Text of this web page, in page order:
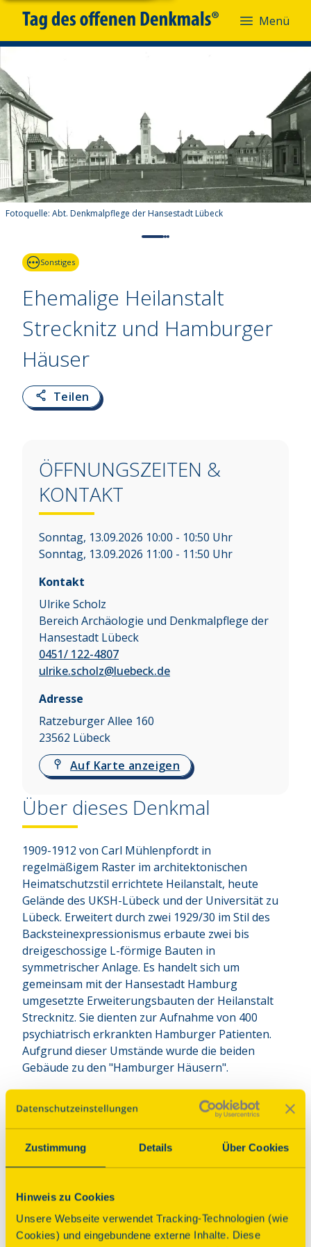
Zustimmung Details Über Cookies
Hinweis zu Cookies
Unsere Webseite verwendet Tracking-Technologien (wie
Cookies) und eingebundene externe Inhalte. Diese
Menü
Fotoquelle: Abt. Denkmalpflege der Hansestadt Lübeck
Sonstiges
Ehemalige Heilanstalt
Strecknitz und Hamburger
Häuser
Teilen
ÖFFNUNGSZEITEN &
KONTAKT
Sonntag, 13.09.2026 10:00 - 10:50 Uhr
Sonntag, 13.09.2026 11:00 - 11:50 Uhr
Kontakt
Ulrike Scholz
Bereich Archäologie und Denkmalpflege der
Hansestadt Lübeck
0451/ 122-4807
ulrike.scholz@luebeck.de
Adresse
Ratzeburger Allee 160
23562 Lübeck
Auf Karte anzeigen
Über dieses Denkmal
1909-1912 von Carl Mühlenpfordt in
regelmäßigem Raster im architektonischen
Heimatschutzstil errichtete Heilanstalt, heute
Gelände des UKSH-Lübeck und der Universität zu
Lübeck. Erweitert durch zwei 1929/30 im Stil des
Backsteinexpressionismus erbaute zwei bis
dreigeschossige L-förmige Bauten in
symmetrischer Anlage. Es handelt sich um
gemeinsam mit der Hansestadt Hamburg
umgesetzte Erweiterungsbauten der Heilanstalt
Strecknitz. Sie dienten zur Aufnahme von 400
psychiatrisch erkrankten Hamburger Patienten.
Aufgrund dieser Umstände wurde die beiden
Gebäude zu den "Hamburger Häusern".
Programm
Führungen über das Gelände und zu den Bauten
der ehemaligen Heilanstalt Strecknitz, das heutige
Hinweise
Treffpunkt ehemalige Pförtnerei, Ratzeburger